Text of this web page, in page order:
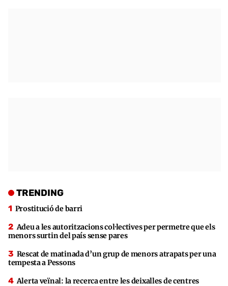
TRENDING
Prostitució de barri
Adeu a les autoritzacions col·lectives per permetre que els
menors surtin del país sense pares
Rescat de matinada d’un grup de menors atrapats per una
tempesta a Pessons
Alerta veïnal: la recerca entre les deixalles de centres